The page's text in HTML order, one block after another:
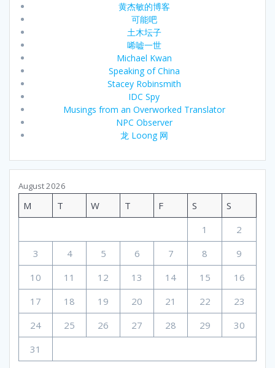
黄杰敏的博客
可能吧
土木坛子
唏嘘一世
Michael Kwan
Speaking of China
Stacey Robinsmith
IDC Spy
Musings from an Overworked Translator
NPC Observer
龙 Loong 网
August 2026
M T W T F S
S
1
2
3
4 5 6 7 8
9
10
11 12 13 14 15
16
17
18 19 20 21 22
23
24
25 26 27 28 29
30
31